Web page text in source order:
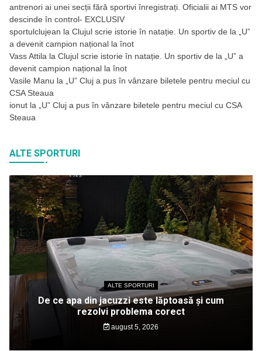
antrenori ai unei secții fără sportivi înregistrați. Oficialii ai MTS vor
descinde în control- EXCLUSIV
sportulclujean la Clujul scrie istorie în natație. Un sportiv de la „U”
a devenit campion național la înot
Vass Attila la Clujul scrie istorie în natație. Un sportiv de la „U” a
devenit campion național la înot
Vasile Manu la
„U” Cluj a pus în vânzare biletele pentru meciul cu
CSA Steaua
ionut la
„U” Cluj a pus în vânzare biletele pentru meciul cu CSA
Steaua
ALTE SPORTURI
ALTE SPORTURI
De ce apa din jacuzzi este lăptoasă și cum
rezolvi problema corect
august 5, 2026